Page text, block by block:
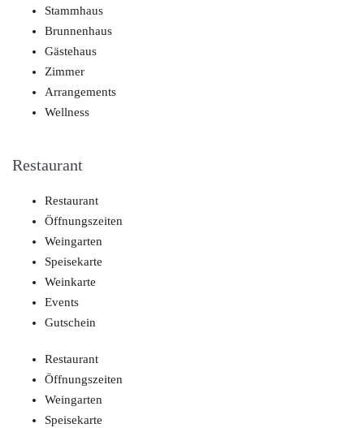
Stammhaus
Brunnenhaus
Gästehaus
Zimmer
Arrangements
Wellness
Restaurant
Restaurant
Öffnungszeiten
Weingarten
Speisekarte
Weinkarte
Events
Gutschein
Restaurant
Öffnungszeiten
Weingarten
Speisekarte